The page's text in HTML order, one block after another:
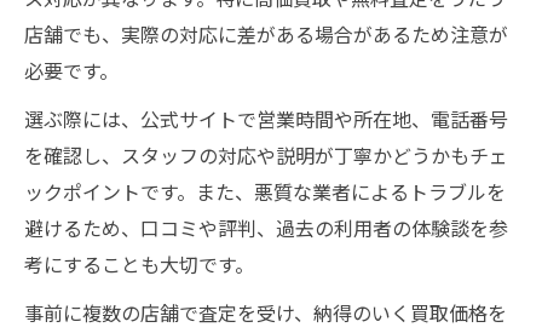
店舗でも、実際の対応に差がある場合があるため注意が
必要です。
選ぶ際には、公式サイトで営業時間や所在地、電話番号
を確認し、スタッフの対応や説明が丁寧かどうかもチェ
ックポイントです。また、悪質な業者によるトラブルを
避けるため、口コミや評判、過去の利用者の体験談を参
考にすることも大切です。
事前に複数の店舗で査定を受け、納得のいく買取価格を